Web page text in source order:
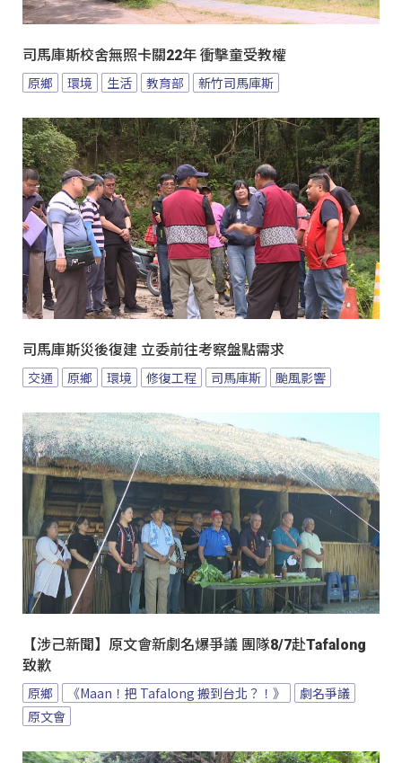
司馬庫斯校舍無照卡關22年 衝擊童受教權
原鄉 環境 生活 教育部 新竹司馬庫斯
司馬庫斯災後復建 立委前往考察盤點需求
交通 原鄉 環境 修復工程 司馬庫斯 颱風影響
【涉己新聞】原文會新劇名爆爭議 團隊8/7赴Tafalong
致歉
原鄉 《Maan！把 Tafalong 搬到台北？！》
劇名爭議
原文會